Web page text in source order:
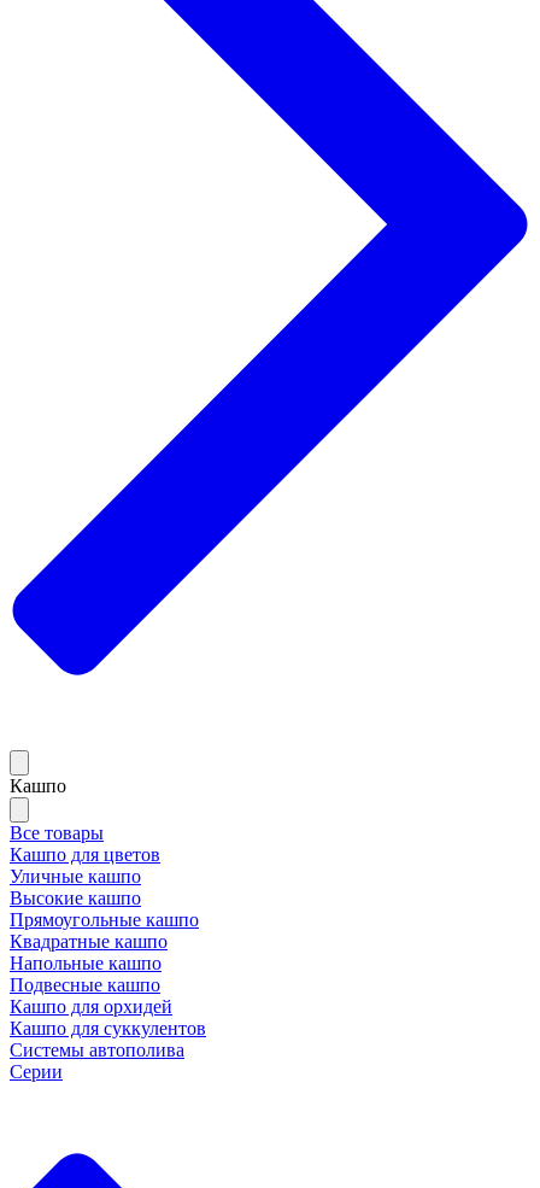
Кашпо
Все товары
Кашпо для цветов
Уличные кашпо
Высокие кашпо
Прямоугольные кашпо
Квадратные кашпо
Напольные кашпо
Подвесные кашпо
Кашпо для орхидей
Кашпо для суккулентов
Системы автополива
Серии